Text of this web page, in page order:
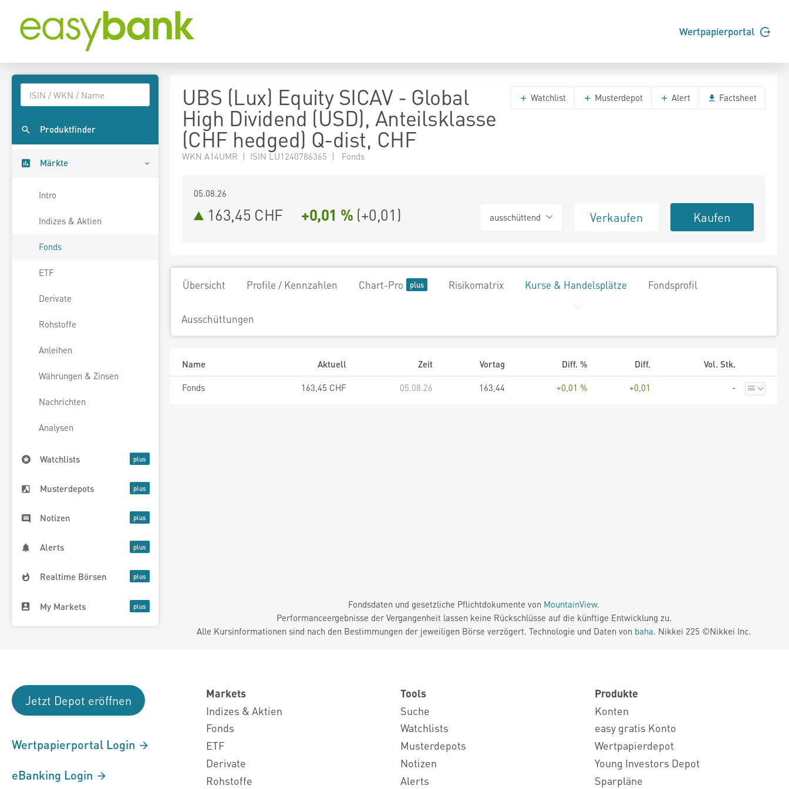
Wertpapierportal
Produktfinder
Märkte
Intro
Indizes & Aktien
Fonds
ETF
Derivate
Rohstoffe
Anleihen
Währungen & Zinsen
Nachrichten
Analysen
Watchlists
Musterdepots
Notizen
Alerts
Realtime Börsen
My Markets
UBS (Lux) Equity SICAV - Global
High Dividend (USD), Anteilsklasse
(CHF hedged) Q-dist, CHF
WKN A14UMR | ISIN LU1240786365 | Fonds
Watchlist Musterdepot Alert Factsheet
05.08.26
163,45 CHF +0,01 % (+0,01) ausschüttend Verkaufen Kaufen
Übersicht Profile / Kennzahlen Chart-Pro Risikomatrix Kurse & Handelsplätze Fondsprofil
Ausschüttungen
Name Aktuell Zeit Vortag Diff. % Diff.
Vol. Stk.
Fonds
163,45 CHF 05.08.26 163,44 +0,01 % +0,01 -
Fondsdaten und gesetzliche Pflichtdokumente von MountainView.
Performanceergebnisse der Vergangenheit lassen keine Rückschlüsse auf die künftige Entwicklung zu.
Alle Kursinformationen sind nach den Bestimmungen der jeweiligen Börse verzögert. Technologie und Daten von baha. Nikkei 225 ©Nikkei Inc.
Jetzt Depot eröffnen
Wertpapierportal Login
eBanking Login
Markets
Indizes & Aktien
Fonds
ETF
Derivate
Rohstoffe
Tools
Suche
Watchlists
Musterdepots
Notizen
Alerts
Produkte
Konten
easy gratis Konto
Wertpapierdepot
Young Investors Depot
Sparpläne